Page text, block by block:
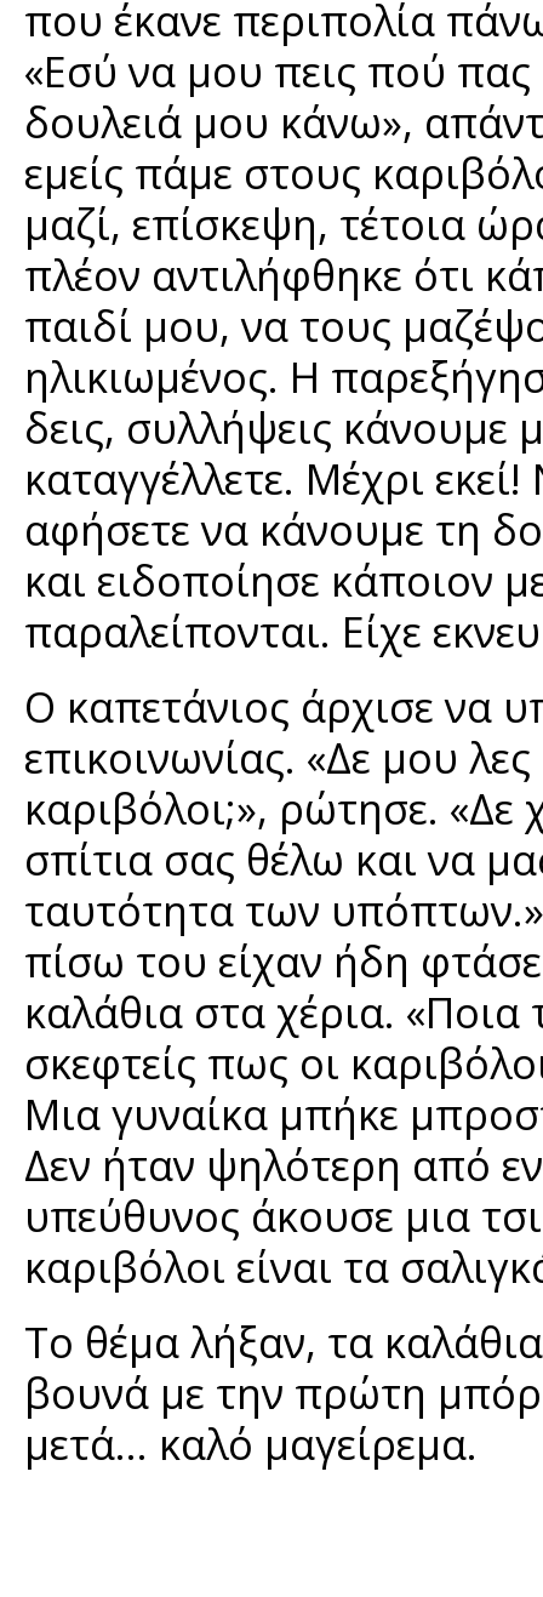
που έκανε περιπολία
«Εσύ να μου πεις πού πας
δουλειά μου κάνω»,
εμείς πάμε στους
μαζί, επίσκεψη, τέτοια
πλέον αντιλήφθηκε ότι
παιδί μου, να τους
ηλικιωμένος. Η
δεις, συλλήψεις κάνουμε
καταγγέλλετε. Μέχρι
αφήσετε να κάνουμε τη
και ειδοποίησε κάποιον
παραλείπονται. Είχε
Ο καπετάνιος άρχισε να
επικοινωνίας. «Δε μου λες
καριβόλοι;», ρώτησε. «Δε
σπίτια σας θέλω και να
ταυτότητα των
πίσω του είχαν ήδη
καλάθια στα χέρια.
σκεφτείς πως οι
Μια γυναίκα μπήκε
Δεν ήταν ψηλότερη από
υπεύθυνος άκουσε μια
καριβόλοι είναι τα
Το θέμα λήξαν, τα
βουνά με την πρώτη
μετά... καλό μαγείρεμα.